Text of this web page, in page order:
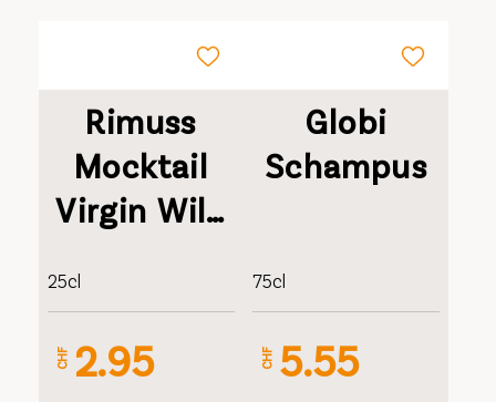
Rimuss
Mocktail
Virgin Wild
25cl
CHF 2.95
Globi
Schampus
75cl
CHF 5.55